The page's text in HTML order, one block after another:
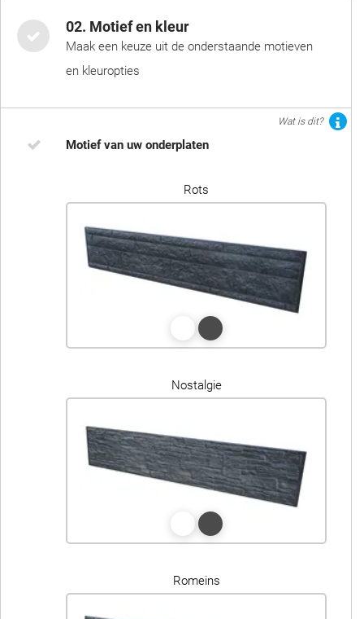
02. Motief en kleur
Maak een keuze uit de onderstaande motieven
en kleuropties
Wat is dit?
Motief van uw onderplaten
Rots
Nostalgie
Romeins